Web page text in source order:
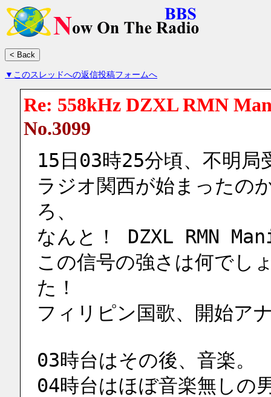
▼このスレッドへの返信投稿フォームへ
Re: 558kHz DZXL RMN
No.3099
15日03時25分頃、不明
ラジオ関西が始まったの
ろ、
なんと！ DZXL RMN
この信号の強さは何でし
た！
フィリピン国歌、開始ア
03時台はその後、音楽。
04時台はほぼ音楽無しの